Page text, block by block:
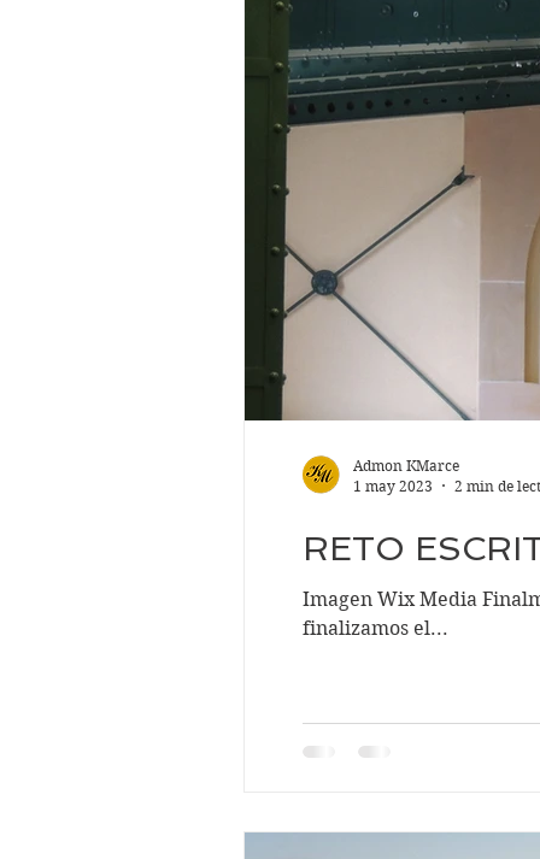
RETO
Imagen Wix Media Finalmente ha llegado el mes
finalizamos el...
Admon KMarce
1 may 2023
2 min de